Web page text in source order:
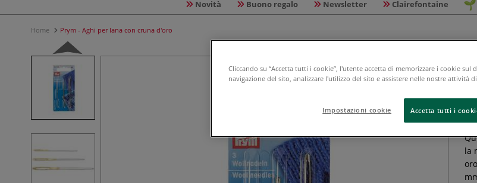
Novità Buono regalo Newsletter Clairefontaine
Home Prym - Aghi per lana con cruna d'oro
la
Cliccando su “Accetta tutti i cookie”, l'utente accetta di memorizzare i cookie sul
navigazione del sito, analizzare l'utilizzo del sito e assistere nelle nostre attività
Impostazioni cookie Accetta tutti i